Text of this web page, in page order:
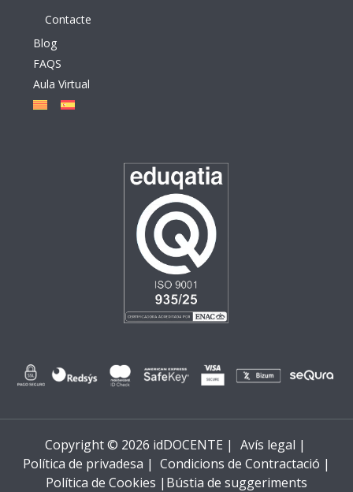
Contacte
Blog
FAQS
Aula Virtual
Copyright © 2026 idDOCENTE | Avís legal |
Política de privadesa | Condicions de Contractació |
Política de Cookies | Bústia de suggeriments